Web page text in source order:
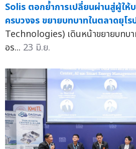
Solis ตอกย้ำการเปลี่ยนผ่านสู่ผู้ให้
ครบวงจร ขยายบทบาทในตลาดยุโร
Technologies) เดินหน้าขยายบทบ
อร... 23 มิ.ย.